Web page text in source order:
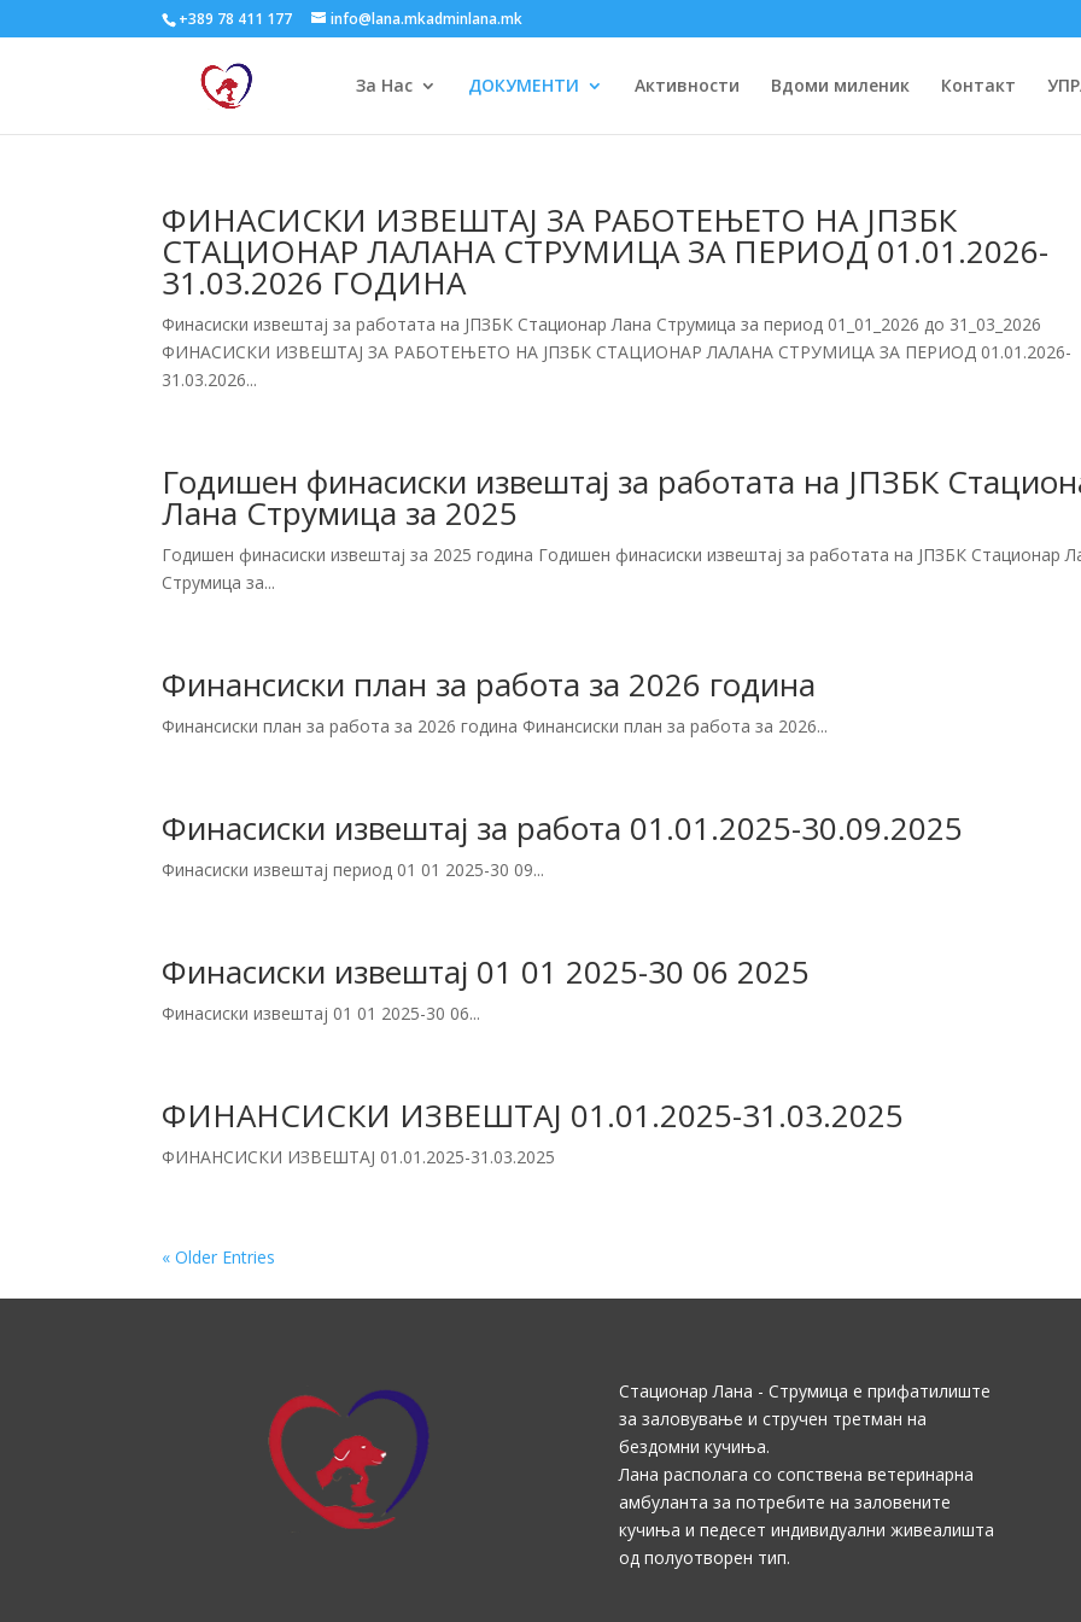
+389 78 411 177 info@lana.mkadminlana.mk
За Нас ДОКУМЕНТИ Активности Вдоми миленик Контакт
ФИНАСИСКИ ИЗВЕШТАЈ ЗА РАБОТЕЊЕТО НА ЈПЗБК
СТАЦИОНАР ЛАЛАНА СТРУМИЦА ЗА ПЕРИОД 01.01.2026-
31.03.2026 ГОДИНА
Финасиски извештај за работата на ЈПЗБК Стационар Лана Струмица за период 01_01_2026 до 31_03_2026
ФИНАСИСКИ ИЗВЕШТАЈ ЗА РАБОТЕЊЕТО НА ЈПЗБК СТАЦИОНАР ЛАЛАНА СТРУМИЦА ЗА ПЕРИОД 01.01.2026-
31.03.2026...
Годишен финасиски извештај за работата на ЈПЗБК
Лана Струмица за 2025
Годишен финасиски извештај за 2025 година Годишен финасиски извештај за работата на ЈПЗБК Стационар
Струмица за...
Финансиски план за работа за 2026 година
Финансиски план за работа за 2026 година Финансиски план за работа за 2026...
Финасиски извештај за работа 01.01.2025-30.09.2025
Финасиски извештај период 01 01 2025-30 09...
Финасиски извештај 01 01 2025-30 06 2025
Финасиски извештај 01 01 2025-30 06...
ФИНАНСИСКИ ИЗВЕШТАЈ 01.01.2025-31.03.2025
ФИНАНСИСКИ ИЗВЕШТАЈ 01.01.2025-31.03.2025
« Older Entries
Стационар Лана - Струмица е прифатилиште
за заловување и стручен третман на
бездомни кучиња.
Лана располага со сопствена ветеринарна
амбуланта за потребите на заловените
кучиња и педесет индивидуални живеалишта
од полуотворен тип.